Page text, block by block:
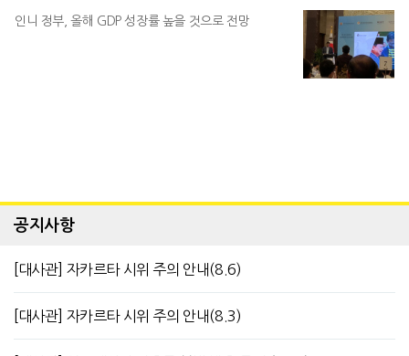
인니 정부, 올해 GDP 성장률 높을 것으로 전망
공지사항
[대사관] 자카르타 시위 주의 안내(8.6)
[대사관] 자카르타 시위 주의 안내(8.3)